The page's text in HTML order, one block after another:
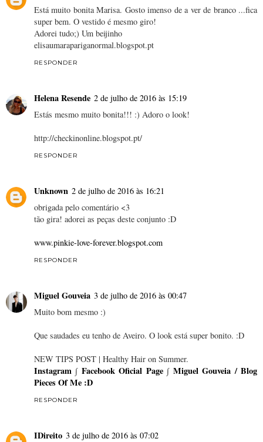
Está muito bonita Marisa. Gosto imenso de a ver de branco ...fica
super bem. O vestido é mesmo giro!
Adorei tudo;) Um beijinho
elisaumarapariganormal.blogspot.pt
RESPONDER
Helena Resende 2 de julho de 2016 às 15:19
Estás mesmo muito bonita!!! :) Adoro o look!
http://checkinonline.blogspot.pt/
RESPONDER
Unknown 2 de julho de 2016 às 16:21
obrigada pelo comentário <3
tão gira! adorei as peças deste conjunto :D
www.pinkie-love-forever.blogspot.com
RESPONDER
Miguel Gouveia 3 de julho de 2016 às 00:47
Muito bom mesmo :)
Que saudades eu tenho de Aveiro. O look está super bonito. :D
NEW TIPS POST | Healthy Hair on Summer.
Instagram ∫ Facebook Oficial Page∫ Miguel Gouveia / Blog
Pieces Of Me :D
RESPONDER
IDireito 3 de julho de 2016 às 07:02